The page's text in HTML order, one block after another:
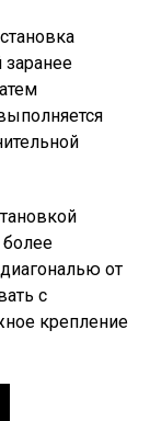
заранее
более
от
с
крепление